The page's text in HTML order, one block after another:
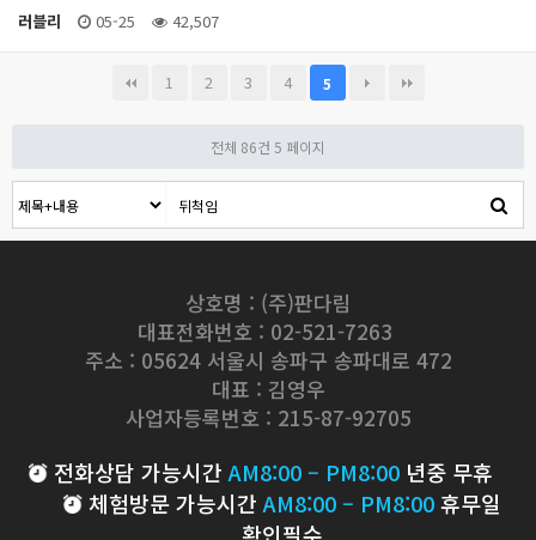
러블리 05-25 42,507
1 2 3 4 5
전체 86건 5 페이지
상호명 : (주)판다림
대표전화번호 : 02-521-7263
주소 : 05624 서울시 송파구 송파대로 472
대표 : 김영우
사업자등록번호 : 215-87-92705
전화상담 가능시간 AM8:00 – PM8:00 년중 무휴
체험방문 가능시간 AM8:00 – PM8:00휴무일